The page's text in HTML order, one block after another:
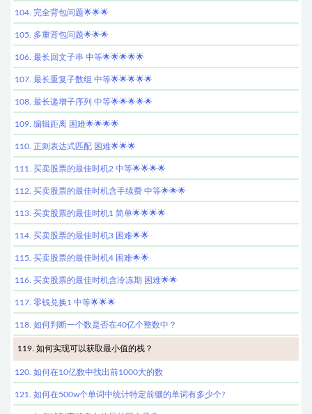
104. 完全背包问题🌟🌟🌟
105. 多重背包问题🌟🌟🌟
106. 最长回文子串 中等🌟🌟🌟🌟🌟
107. 最长重复子数组 中等🌟🌟🌟🌟🌟
108. 最长递增子序列 中等🌟🌟🌟🌟🌟
109. 编辑距离 困难🌟🌟🌟🌟
110. 正则表达式匹配 困难🌟🌟🌟
111. 买卖股票的最佳时机2 中等🌟🌟🌟🌟
112. 买卖股票的最佳时机含手续费 中等🌟🌟🌟
113. 买卖股票的最佳时机1 简单🌟🌟🌟🌟
114. 买卖股票的最佳时机3 困难🌟🌟
115. 买卖股票的最佳时机4 困难🌟🌟
116. 买卖股票的最佳时机含冷冻期 困难🌟🌟
117. 零钱兑换1 中等🌟🌟🌟
118. 如何判断一个数是否在40亿个整数中？
119. 如何实现可以获取最小值的栈？
120. 如何在10亿数中找出前1000大的数
121. 如何在500w个单词中统计特定前缀的单词有多少个?